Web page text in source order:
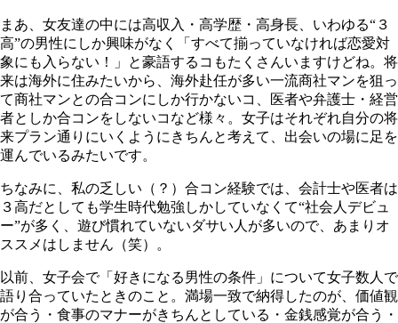
まあ、女友達の中には高収入・高学歴・高身長、いわゆる“３
高”の男性にしか興味がなく「すべて揃っていなければ恋愛対
象にも入らない！」と豪語するコもたくさんいますけどね。将
来は海外に住みたいから、海外赴任が多い一流商社マンを狙っ
て商社マンとの合コンにしか行かないコ、医者や弁護士・経営
者としか合コンをしないコなど様々。女子はそれぞれ自分の将
来プラン通りにいくようにきちんと考えて、出会いの場に足を
運んでいるみたいです。
ちなみに、私の乏しい（？）合コン経験では、会計士や医者は
３高だとしても学生時代勉強しかしていなくて“社会人デビュ
ー”が多く、遊び慣れていないダサい人が多いので、あまりオ
ススメはしません（笑）。
以前、女子会で「好きになる男性の条件」について女子数人で
語り合っていたときのこと。満場一致で納得したのが、価値観
が合う・食事のマナーがきちんとしている・金銭感覚が合う・